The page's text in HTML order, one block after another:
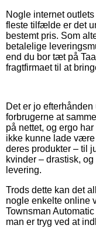
Nogle internet
fleste tilfælde er det
bestemt pris. Som
betalelige
end du bor tæt på
fragtfirmaet til at
Det er jo
forbrugerne at
på nettet, og ergo
ikke kunne lade
deres produkter – til
kvinder – drastisk,
levering.
Trods dette kan det
nogle enkelte online
Townsman
man er tryg ved at